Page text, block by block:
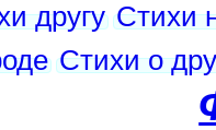
другу Стихи
Стихи о